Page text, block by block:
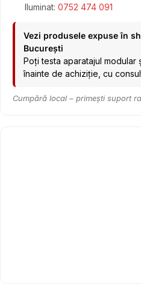
Iluminat: 0752 474 091
Vezi produsele expuse în
București
Poți testa aparatajul modular
înainte de achiziție, cu
Cumpără local – primești suport